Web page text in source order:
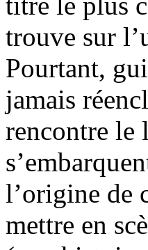
trouve sur
Pourtant,
jamais
rencontre le
l’origine de
mettre en